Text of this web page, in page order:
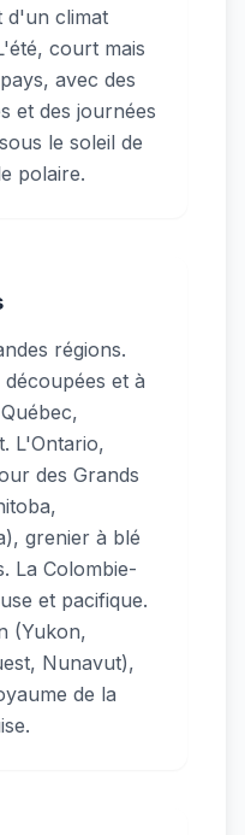
d'un climat
court mais
avec des
et des journées
le soleil de
polaire.
régions.
et à
L'Ontario,
des Grands
grenier à blé
La Colombie-
et pacifique.
(Yukon,
Nunavut),
de la